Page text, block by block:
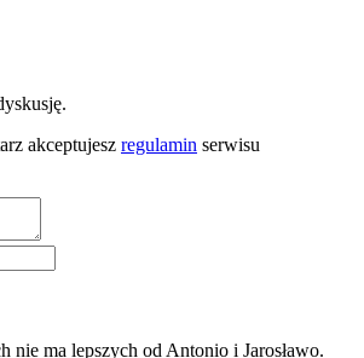
akceptujesz regulamin serwisu
nie ma lepszych od Antonio i Jarosławo.